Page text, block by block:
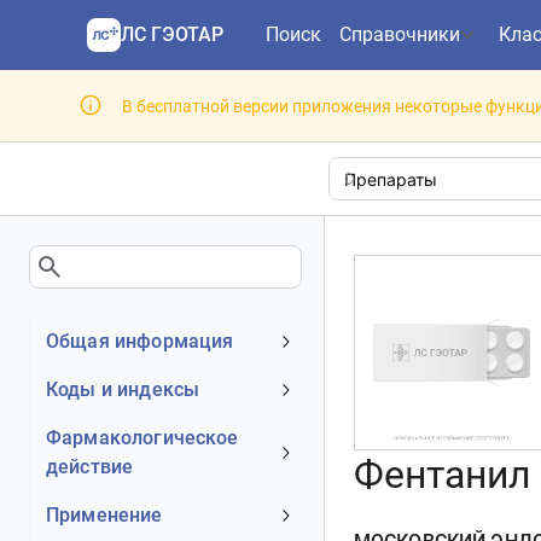
ЛС ГЭОТАР Поиск Справочники
В бесплатной версии приложения некоторые
Общая информация
Устаревшее наименование
Номер регистрационного
удостоверения РФ
Действующее вещество
Коды и индексы
АТХ код
МКБ-10 код
Фармакологическое
действие
Механизм действия
Применение
Фентанил